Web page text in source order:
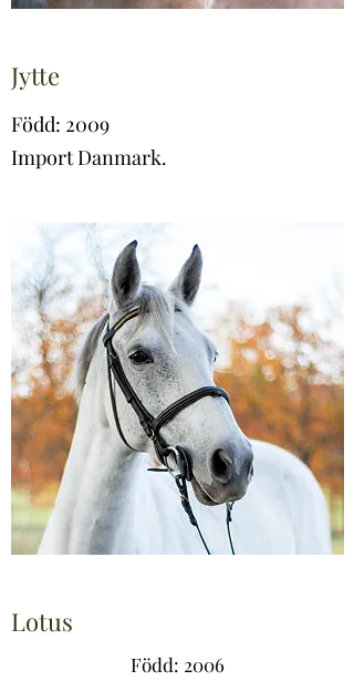
Jytte
Född: 2009
Import Danmark.
Lotus
Född: 2006